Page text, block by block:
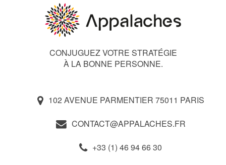
CONJUGUEZ VOTRE STRATÉGIE
À LA BONNE PERSONNE.
102 AVENUE PARMENTIER 75011 PARIS
CONTACT@APPALACHES.FR
+33 (1) 46 94 66 30